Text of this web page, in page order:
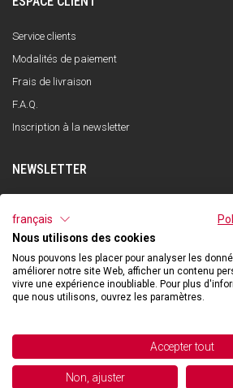
Service clients
Modalités de paiement
Frais de livraison
F.A.Q.
Inscription à la newsletter
NEWSLETTER
J'ai lu et compris la politique de confidentialité
conformément à ce qui est indiqué dans la
Powered and
français
Nous utilisons des cookies
Nous pouvons les placer pour analyser les
améliorer notre site Web, afficher un contenu
vivre une expérience inoubliable. Pour plus
que nous utilisons, ouvrez les paramètres.
Accepter tout
Non, ajuster